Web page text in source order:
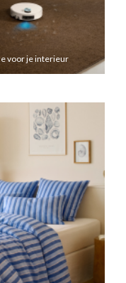
voor je interieur